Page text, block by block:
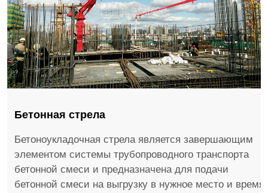
Бетонная стрела
Бетоноукладочная стрела является завершающим
элементом системы трубопроводного транспорта
бетонной смеси и предназначена для подачи
бетонной смеси на выгрузку в нужное место и время,